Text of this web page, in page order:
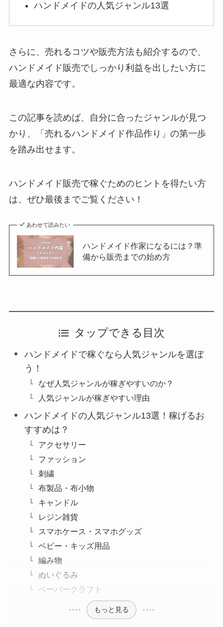
ハンドメイドの人気ジャンル13選
さらに、売れるコツや販売方法も紹介するので、
ハンドメイド販売でしっかり利益を出したい方に
最適な内容です。
この記事を読めば、自分に合ったジャンルが見つ
かり、「売れるハンドメイド作品作り」の第一歩
を踏み出せます。
ハンドメイド販売で稼ぐためのヒントを得たい方
は、ぜひ最後までご覧ください！
あわせて読みたい
ハンドメイド作家になるには？準
備から販売までの始め方
タップできる目次
ハンドメイドで稼ぐなら人気ジャンルを選ぼ
う！
なぜ人気ジャンルが稼ぎやすいのか？
人気ジャンルが稼ぎやすい理由
ハンドメイドの人気ジャンル13選！稼げるお
すすめは？
アクセサリー
ファッション
刺繍
布製品・布小物
キャンドル
レジン雑貨
スマホケース・スマホグッズ
ベビー・キッズ用品
編み物
ぬいぐるみ
ペーパークラフト
もっと見る